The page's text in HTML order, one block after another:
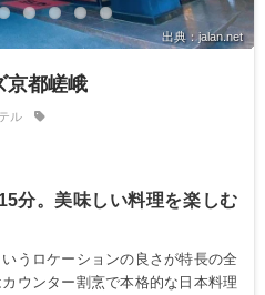
出典：jalan.net
京都嵯峨
テル
分。美味しい料理を楽しむ
うロケーションの良さが特長の全
ウンター割烹で本格的な日本料理